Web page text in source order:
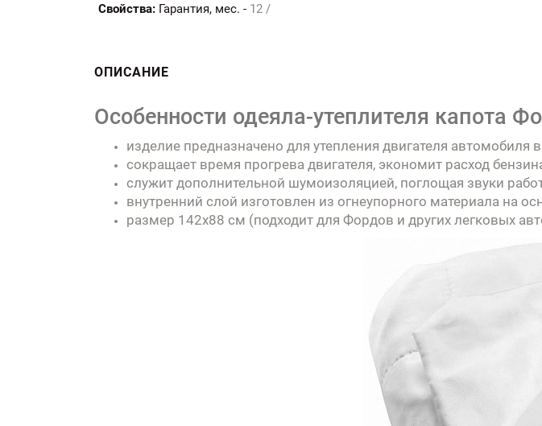
Свойства: Гарантия, мес. - 12 /
ОПИСАНИЕ
Особенности одеяла-утеплителя капота
изделие предназначено для утепления двигателя автомобиля
сокращает время прогрева двигателя, экономит расход
служит дополнительной шумоизоляцией, поглощая звуки
внутренний слой изготовлен из огнеупорного материала на
размер 142х88 см (подходит для Фордов и других легковых